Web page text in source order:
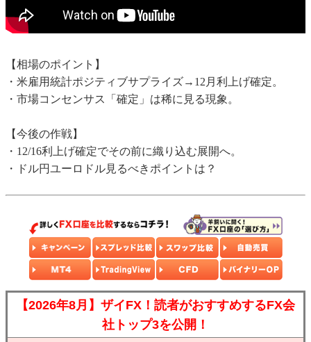
【相場のポイント】
・米雇用統計ポジティブサプライズ→12月利上げ確定。
・市場コンセンサス「確定」は稀に見る現象。
【今後の作戦】
・12/16利上げ確定でその前に織り込む展開へ。
・ドル円ユーロドル見るべきポイントは？
【2026年8月】ザイFX！読者がおすすめするFX会
社トップ3を公開！